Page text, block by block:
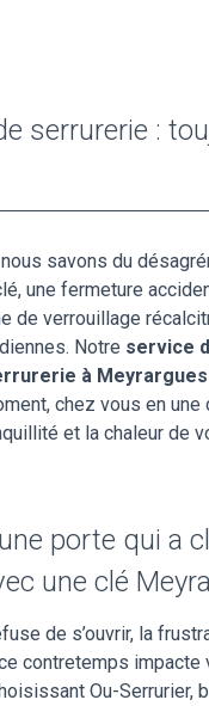
serrurerie :
savons du
une fermeture
de verrouillage
Notre service
à Meyrargues
chez vous en une
et la chaleur de
porte qui a
une clé
de s’ouvrir, la
contretemps impacte
Ou-Serrurier,